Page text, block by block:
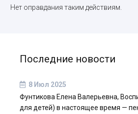
Нет оправдания таким действиям.
Последние новости
8 Июл 2025
Фунтикова Елена Валерьевна,
для детей) в настоящее время —